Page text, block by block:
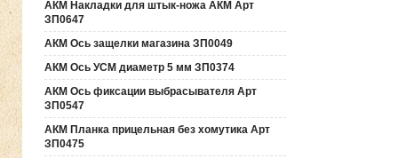
АКМ Накладки для штык-ножа АКМ Арт
ЗП0647
АКМ Ось защелки магазина ЗП0049
АКМ Ось УСМ диаметр 5 мм ЗП0374
АКМ Ось фиксации выбрасывателя Арт
ЗП0547
АКМ Планка прицельная без хомутика Арт
ЗП0475